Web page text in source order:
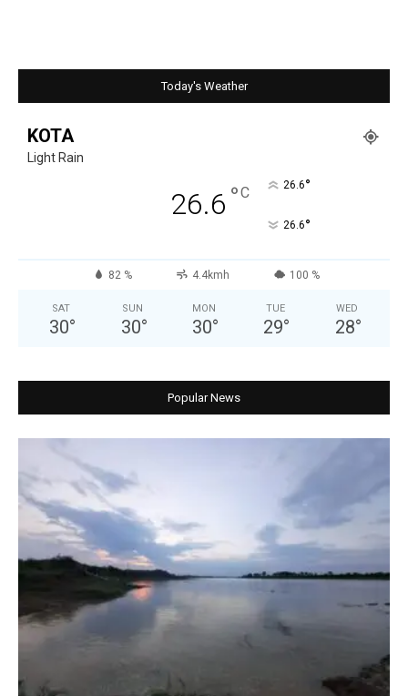
Today's Weather
KOTA
Light Rain
26.6 °C 26.6°
26.6°
82 % 4.4kmh 100 %
SAT
30°
SUN
30°
MON
30°
TUE
29°
WED
28°
Popular News